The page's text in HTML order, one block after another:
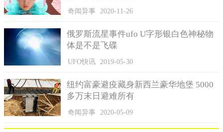
奇闻异事 2020-11-26
俄罗斯流星事件ufo U字形银白色神秘物
体是不是飞碟
UFO快讯 2019-05-30
纽约富豪避疫藏身新西兰豪华地堡 5000
多万末日避难所有
奇闻异事 2020-05-09